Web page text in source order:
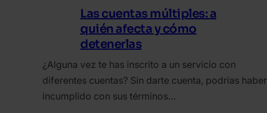
Las cuentas múltiples: a
quién afecta y cómo
detenerlas
¿Alguna vez te has inscrito a un servicio con
diferentes cuentas? Sin darte cuenta, podrías haber
incumplido con sus términos…